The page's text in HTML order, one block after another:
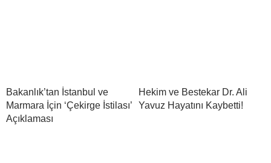
Bakanlık’tan İstanbul ve
Marmara İçin ‘Çekirge İstilası’
Açıklaması
Hekim ve Bestekar Dr. Ali
Yavuz Hayatını Kaybetti!